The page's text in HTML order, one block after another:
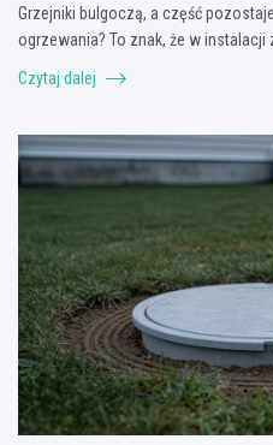
Grzejniki bulgoczą, a część
ogrzewania? To znak, że w instalacji
Czytaj dalej